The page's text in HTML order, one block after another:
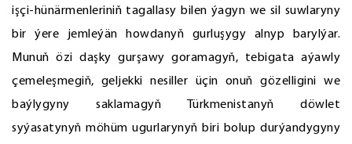
işçi-hünärmenleriniň tagallasy bilen ýagyn we sil suwlaryny
bir ýere jemleýän howdanyň gurluşygy alnyp barylýar.
Munuň özi daşky gurşawy goramagyň, tebigata aýawly
çemeleşmegiň, geljekki nesiller üçin onuň gözelligini we
baýlygyny saklamagyň Türkmenistanyň döwlet
syýasatynyň möhüm ugurlarynyň biri bolup durýandygyny